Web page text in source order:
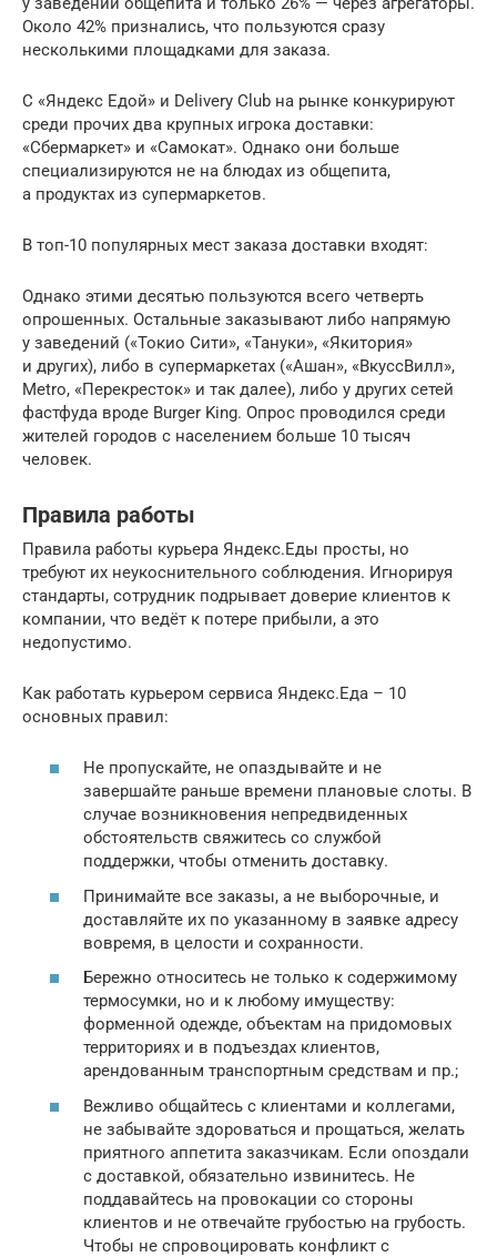
Около 42% признались, что пользуются сразу
несколькими площадками для заказа.
С «Яндекс Едой» и Delivery Club на рынке конкурируют
среди прочих два крупных игрока доставки:
«Сбермаркет» и «Самокат». Однако они больше
специализируются не на блюдах из общепита,
а продуктах из супермаркетов.
В топ-10 популярных мест заказа доставки входят:
Однако этими десятью пользуются всего четверть
опрошенных. Остальные заказывают либо напрямую
у заведений («Токио Сити», «Тануки», «Якитория»
и других), либо в супермаркетах («Ашан», «ВкуссВилл»,
Metro, «Перекресток» и так далее), либо у других сетей
фастфуда вроде Burger King. Опрос проводился среди
жителей городов с населением больше 10 тысяч
человек.
Правила работы
Правила работы курьера Яндекс.Еды просты, но
требуют их неукоснительного соблюдения. Игнорируя
стандарты, сотрудник подрывает доверие клиентов к
компании, что ведёт к потере прибыли, а это
недопустимо.
Как работать курьером сервиса Яндекс.Еда – 10
основных правил:
Не пропускайте, не опаздывайте и не
завершайте раньше времени плановые слоты. В
случае возникновения непредвиденных
обстоятельств свяжитесь со службой
поддержки, чтобы отменить доставку.
Принимайте все заказы, а не выборочные, и
доставляйте их по указанному в заявке адресу
вовремя, в целости и сохранности.
Бережно относитесь не только к содержимому
термосумки, но и к любому имуществу:
форменной одежде, объектам на придомовых
территориях и в подъездах клиентов,
арендованным транспортным средствам и пр.;
Вежливо общайтесь с клиентами и коллегами,
не забывайте здороваться и прощаться, желать
приятного аппетита заказчикам. Если опоздали
с доставкой, обязательно извинитесь. Не
поддавайтесь на провокации со стороны
клиентов и не отвечайте грубостью на грубость.
Чтобы не спровоцировать конфликт с